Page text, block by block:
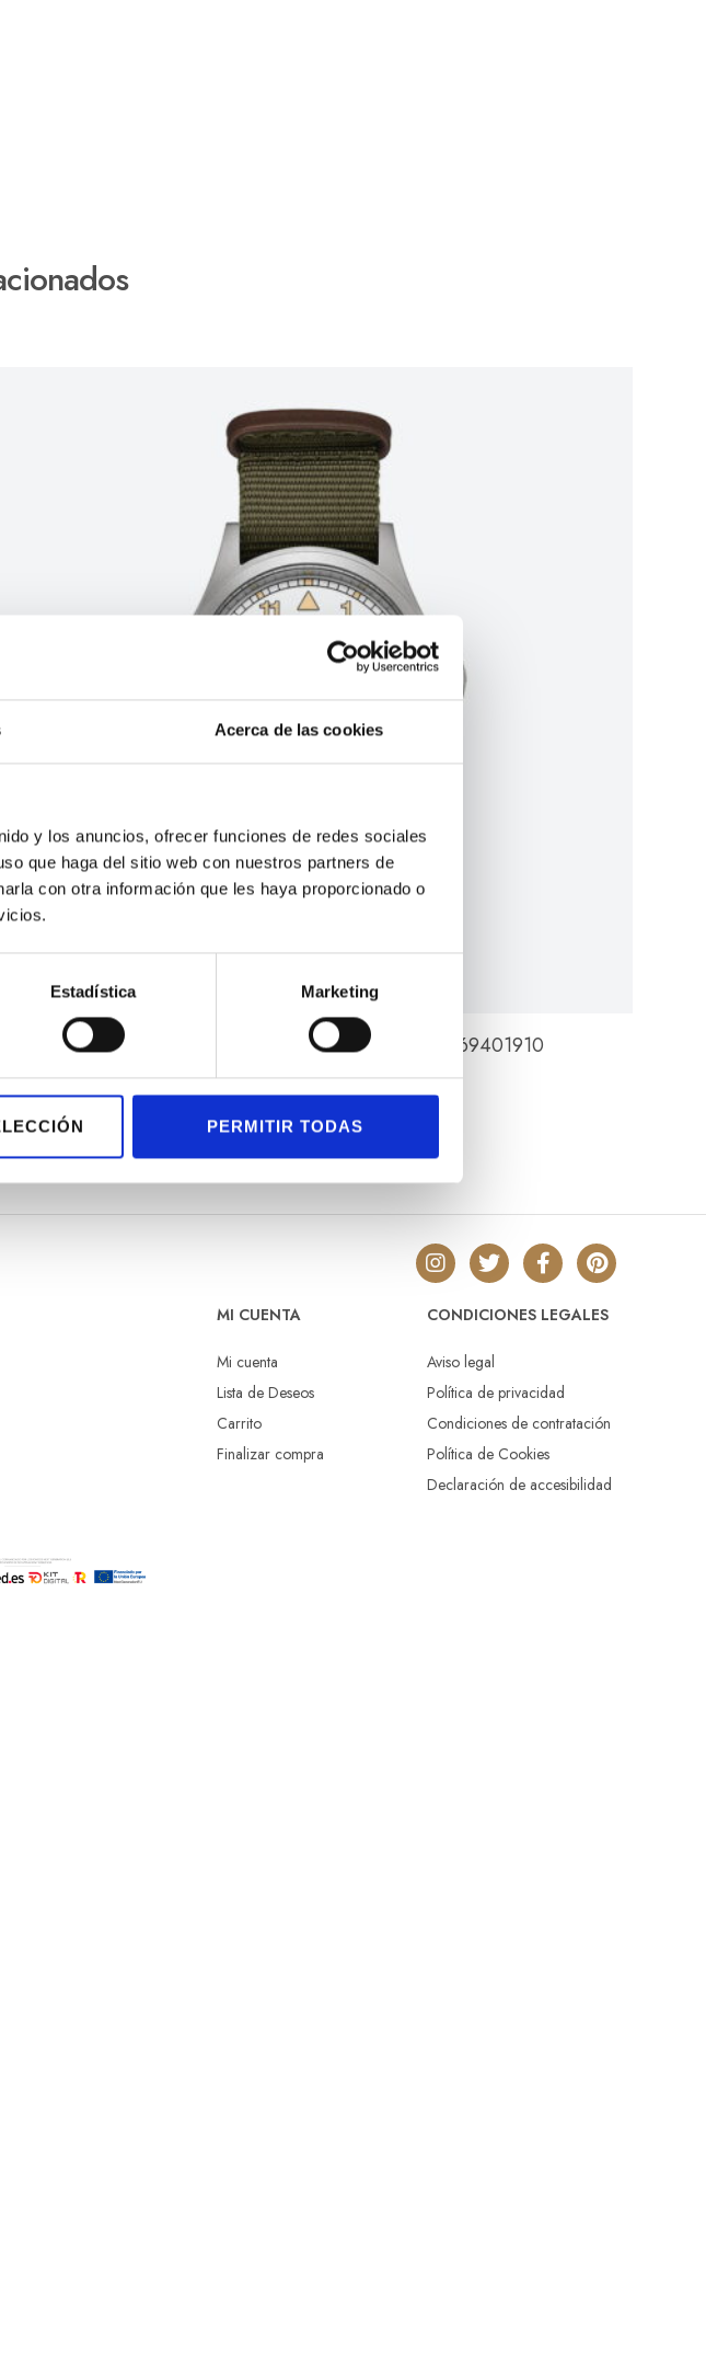
Acerca de las cookies
y los anuncios, ofrecer funciones de redes sociales
que haga del sitio web con nuestros partners de
con otra información que les haya proporcionado o
Estadística Marketing
PERMITIR TODAS
HAMILTON KHAKI FIELD QUARTZ 38 MM H69401910
440,00€
MI CUENTA
Mi cuenta
Lista de Deseos
Carrito
Finalizar compra
CONDICIONES LEGALES
Aviso legal
Política de privacidad
Condiciones de contratación
Política de Cookies
Declaración de accesibilidad